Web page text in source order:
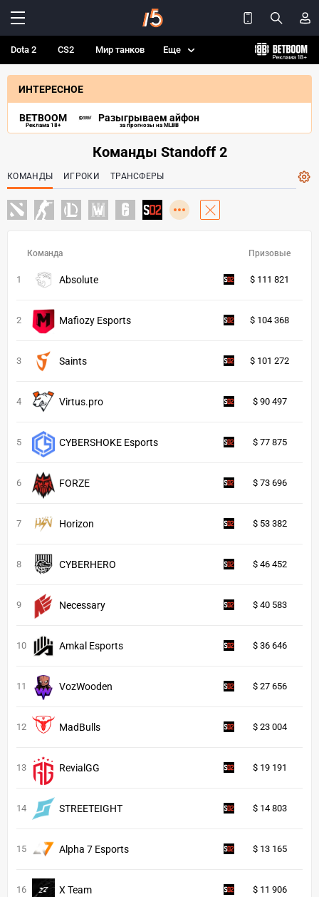
Dota 2 CS2 Мир танков Еще
ИНТЕРЕСНОЕ
BETBOOM
Реклама 18+
Разыгрываем айфон
за прогнозы на MLBB
Команды Standoff 2
КОМАНДЫ ИГРОКИ ТРАНСФЕРЫ
Команда Призовые
1 Absolute $ 111 821
2 Mafiozy Esports $ 104 368
3 Saints $ 101 272
4 Virtus.pro $ 90 497
5 CYBERSHOKE Esports $ 77 875
6 FORZE $ 73 696
7 Horizon $ 53 382
8 CYBERHERO $ 46 452
9 Necessary $ 40 583
10 Amkal Esports $ 36 646
11 VozWooden $ 27 656
12 MadBulls $ 23 004
13 RevialGG $ 19 191
14 STREETEIGHT $ 14 803
15 Alpha 7 Esports $ 13 165
16 X Team $ 11 906